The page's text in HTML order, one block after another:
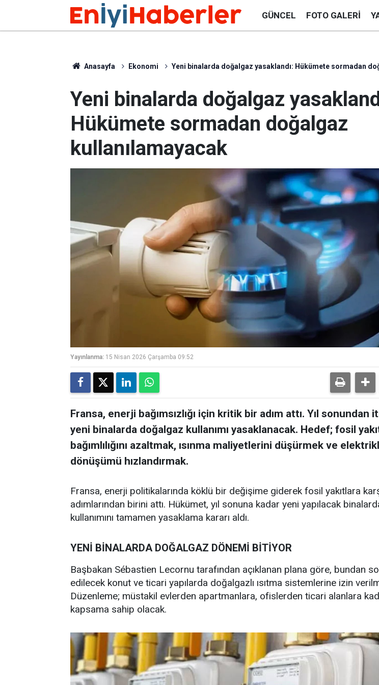
GÜNCEL FOTO GALERI
Anasayfa Ekonomi Yeni binalarda doğalgaz yasaklandı: Hükümete sormadan
Yeni binalarda doğalgaz
Hükümete sormadan doğalgaz
kullanılamayacak
Yayınlanma: 15 Nisan 2026 Çarşamba 09:52
Fransa, enerji bağımsızlığı için kritik bir adım attı. Yıl sonundan
yeni binalarda doğalgaz kullanımı yasaklanacak. Hedef; fosil
bağımlılığını azaltmak, ısınma maliyetlerini düşürmek ve
dönüşümü hızlandırmak.
Fransa, enerji politikalarında köklü bir değişime giderek fosil yakıtlara
adımlarından birini attı. Hükümet, yıl sonuna kadar yeni yapılacak
kullanımını tamamen yasaklama kararı aldı.
YENİ BİNALARDA DOĞALGAZ DÖNEMİ BİTİYOR
Başbakan Sébastien Lecornu tarafından açıklanan plana göre, bundan
edilecek konut ve ticari yapılarda doğalgazlı ısıtma sistemlerine izin
Düzenleme; müstakil evlerden apartmanlara, ofislerden ticari alanlara
kapsama sahip olacak.